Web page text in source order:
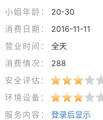
小姐年龄：
20-30
消费日期：
2016-11-11
营业时间：
全天
消费情况：
288
安全评估：
环境设备：
服务内容：
登录后显示